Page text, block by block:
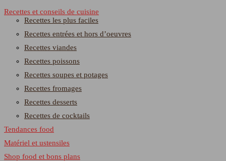
Recettes et conseils de cuisine
Recettes les plus faciles
Recettes entrées et hors d’oeuvres
Recettes viandes
Recettes poissons
Recettes soupes et potages
Recettes fromages
Recettes desserts
Recettes de cocktails
Tendances food
Matériel et ustensiles
Shop food et bons plans